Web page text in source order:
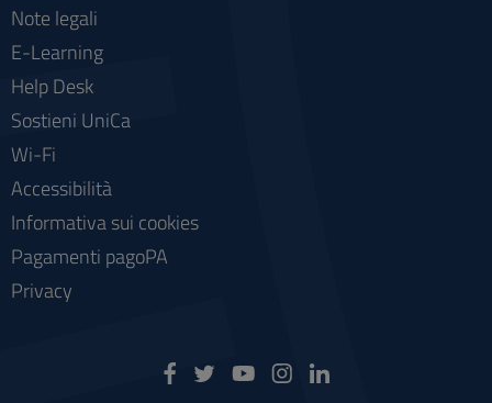
Note legali
E-Learning
Help Desk
Sostieni UniCa
Wi-Fi
Accessibilità
Informativa sui cookies
Pagamenti pagoPA
Privacy